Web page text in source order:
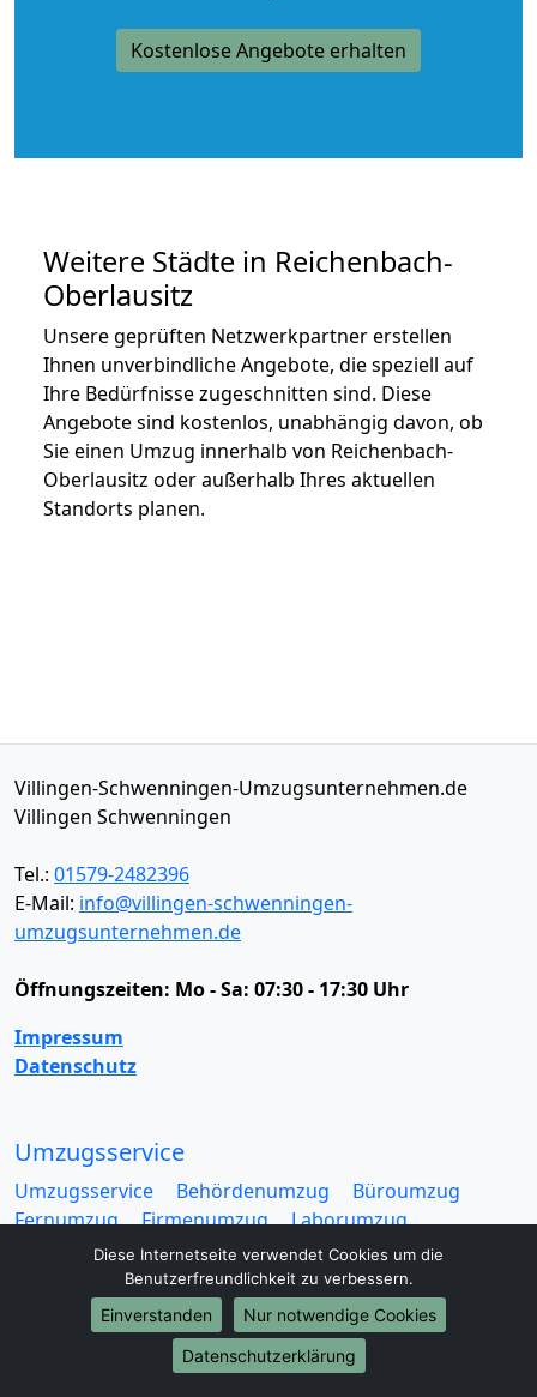
Kostenlose Angebote erhalten
Weitere Städte in Reichenbach-
Oberlausitz
Unsere geprüften Netzwerkpartner erstellen
Ihnen unverbindliche Angebote, die speziell auf
Ihre Bedürfnisse zugeschnitten sind. Diese
Angebote sind kostenlos, unabhängig davon, ob
Sie einen Umzug innerhalb von Reichenbach-
Oberlausitz oder außerhalb Ihres aktuellen
Standorts planen.
Villingen-Schwenningen-Umzugsunternehmen.de
Villingen Schwenningen
Tel.: 01579-2482396
E-Mail: info@villingen-schwenningen-
umzugsunternehmen.de
Öffnungszeiten: Mo - Sa: 07:30 - 17:30 Uhr
Impressum
Datenschutz
Umzugsservice
Umzugsservice Behördenumzug
Büroumzug
Fernumzug
Firmenumzug
Laborumzug
Mini Umzug
Praxisumzug
Privatumzug
Seniorenumzug
Studentenumzug
Beiladung
Entrümpelung
Halteverbotszone
Klaviertransport
Möbellift
Haushaltsauflösung
Möbeltaxi
Möbelmitfahrzentrale
Umzugskartons
Diese Internetseite verwendet Cookies um die
Benutzerfreundlichkeit zu verbessern.
Einverstanden
Nur notwendige Cookies
Datenschutzerklärung